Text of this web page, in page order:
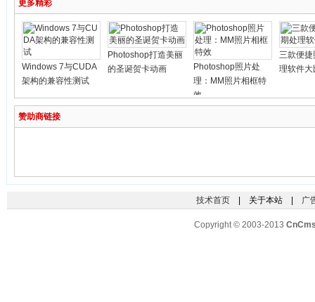
更多精彩
Windows 7与CUDA
架构的兼容性测试
Photoshop打造美丽
的圣诞贺卡动画
Photoshop照片处
理：MM照片相框特
效
三款便捷
理软件大
赞助商链接
技术首页| 关于本站 | 广
Copyright © 2003-2013